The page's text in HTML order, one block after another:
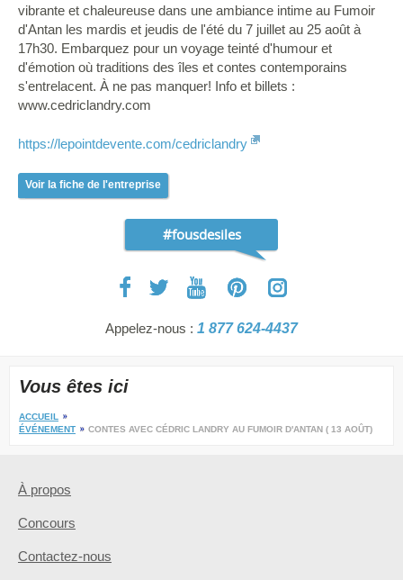
vibrante et chaleureuse dans une ambiance intime au Fumoir
d'Antan les mardis et jeudis de l'été du 7 juillet au 25 août à
17h30. Embarquez pour un voyage teinté d'humour et
d'émotion où traditions des îles et contes contemporains
s'entrelacent. À ne pas manquer! Info et billets :
www.cedriclandry.com
https://lepointdevente.com/cedriclandry
Voir la fiche de l'entreprise
#fousdesiles
Appelez-nous : 1 877 624-4437
Vous êtes ici
ACCUEIL
ÉVÉNEMENT
CONTES AVEC CÉDRIC LANDRY AU FUMOIR D'ANTAN ( 13 AOÛT)
À propos
Concours
Contactez-nous